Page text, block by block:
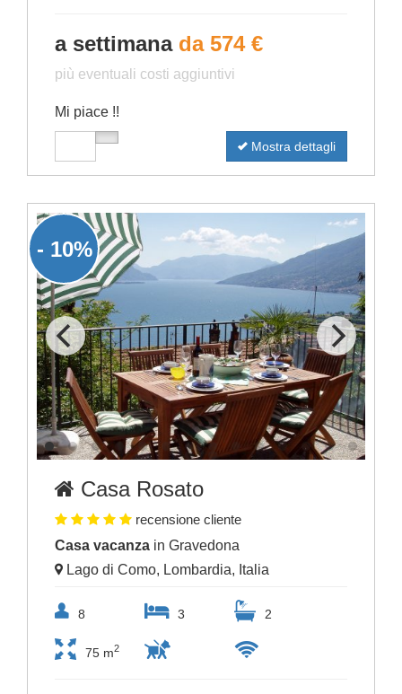
a settimana da 574 €
più eventuali costi aggiuntivi
Mi piace !!
Mostra dettagli
- 10%
Casa Rosato
recensione cliente
Casa vacanza in Gravedona
Lago di Como, Lombardia, Italia
8 3 2
75 m2